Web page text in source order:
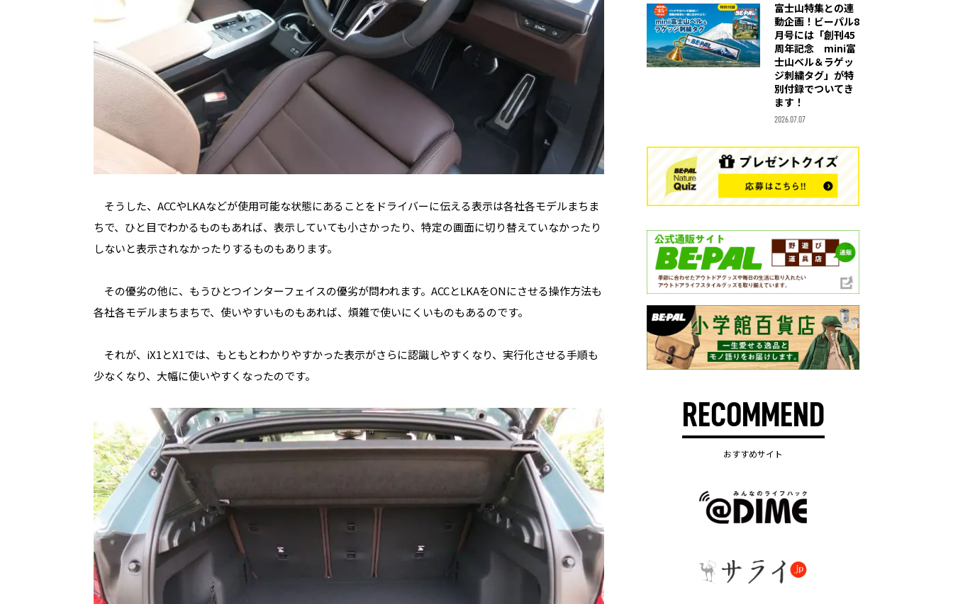
そうした、 ACCやLKAなどが使用可能な状態にあることをドライバーに伝える表示は各社各モデルまちま
ちで、ひと目でわかるものもあれば、表示していても小さかったり、特定の画面に切り替えていなかったり
しないと表示されなかったりするものもあります。
その優劣の他に、もうひとつインターフェイスの優劣が問われます。 ACCとLKAをONにさせる操作方法も
各社各モデルまちまちで、使いやすいものもあれば、煩雑で使いにくいものもあるのです。
それが、 iX1とX1では、もともとわかりやすかった表示がさらに認識しやすくなり、実行化させる手順も
少なくなり、大幅に使いやすくなったのです。
富士山特集との連
動企画！ビーパル8
月号には「創刊45
周年記念 mini富
士山ベル＆ラゲッ
ジ刺繍タグ」が特
別付録でついてき
ます！
2026.07.07
RECOMMEND
おすすめサイト